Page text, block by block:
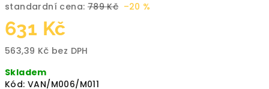
standardní cena: 789 Kč –20 %
631 Kč
563,39 Kč bez DPH
cena:
Skladem
Kód: VAN/M006/M011